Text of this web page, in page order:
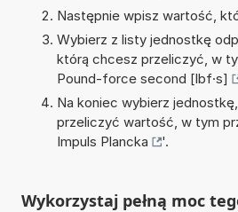
Następnie wpisz wartość,
Wybierz z listy jednostkę
którą chcesz przeliczyć, w
Pound-force second [lbf·s]
Na koniec wybierz
przeliczyć wartość, w tym
Impuls Plancka
'.
Wykorzystaj pełną moc